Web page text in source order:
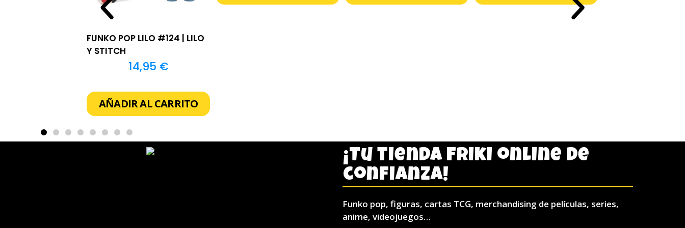
FUNKO POP LILO #124 | LILO
Y STITCH
14,95 €
AÑADIR AL CARRITO
¡Tu tienda friki online de
confianza!
Funko pop, figuras, cartas TCG, merchandising de películas, series,
anime, videojuegos…